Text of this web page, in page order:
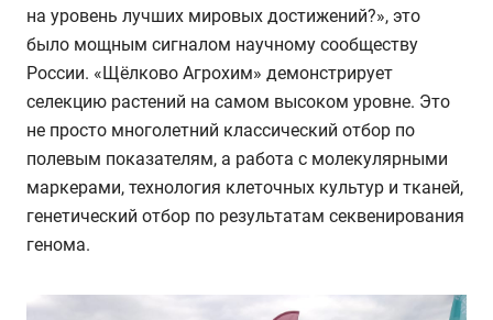
на уровень лучших мировых достижений?», это
было мощным сигналом научному сообществу
России. «Щёлково Агрохим» демонстрирует
селекцию растений на самом высоком уровне. Это
не просто многолетний классический отбор по
полевым показателям, а работа с молекулярными
маркерами, технология клеточных культур и тканей,
генетический отбор по результатам секвенирования
генома.